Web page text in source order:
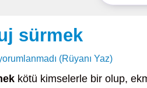
sürmek
(Rüyanı Yaz)
kötü kimselerle bir olup,